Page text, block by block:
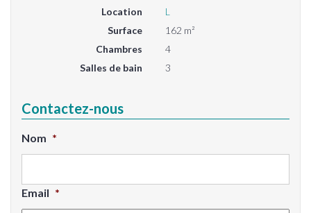
Location
L
Surface
162 m²
Chambres
4
Salles de bain
3
Contactez-nous
Nom *
Email *